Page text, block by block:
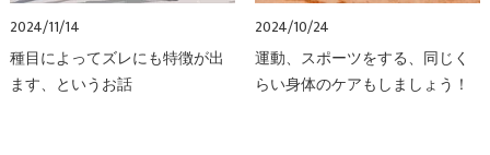
2024/11/14
種目によってズレにも特徴が出
ます、というお話
2024/10/24
運動、スポーツをする、同じく
らい身体のケアもしましょう！